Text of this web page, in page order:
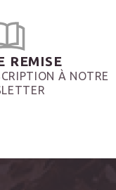
REMISE
À NOTRE